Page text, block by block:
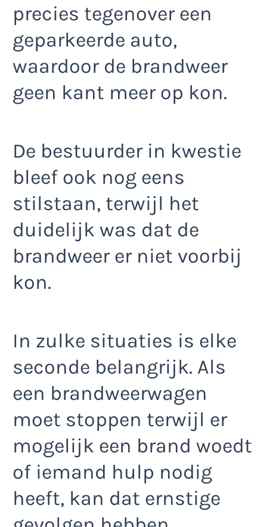
precies tegenover een
geparkeerde auto,
waardoor de brandweer
geen kant meer op kon.
De bestuurder in kwestie
bleef ook nog eens
stilstaan, terwijl het
duidelijk was dat de
brandweer er niet voorbij
kon.
In zulke situaties is elke
seconde belangrijk. Als
een brandweerwagen
moet stoppen terwijl er
mogelijk een brand woedt
of iemand hulp nodig
heeft, kan dat ernstige